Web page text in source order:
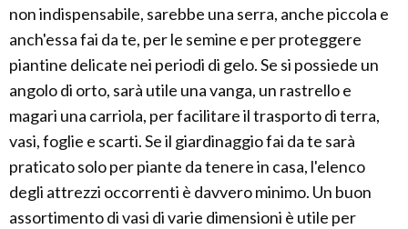
non indispensabile, sarebbe una serra, anche piccola e
anch'essa fai da te, per le semine e per proteggere
piantine delicate nei periodi di gelo. Se si possiede un
angolo di orto, sarà utile una vanga, un rastrello e
magari una carriola, per facilitare il trasporto di terra,
vasi, foglie e scarti. Se il giardinaggio fai da te sarà
praticato solo per piante da tenere in casa, l'elenco
degli attrezzi occorrenti è davvero minimo. Un buon
assortimento di vasi di varie dimensioni è utile per